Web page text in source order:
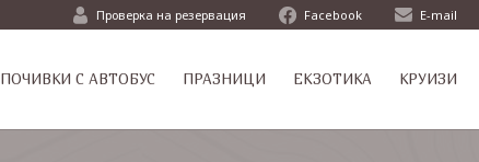
Проверка на резервация Facebook E-mail
ПОЧИВКИ С АВТОБУС ПРАЗНИЦИ ЕКЗОТИКА КРУИЗИ